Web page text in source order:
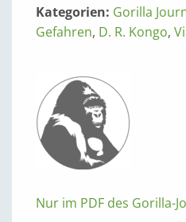
Kategorien: Gorilla
Gefahren, D. R. Kongo,
Nur im PDF des Gorilla-